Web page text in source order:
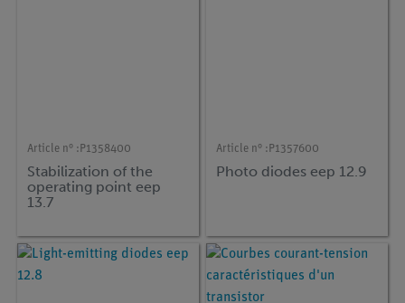
Article n° : P1358400
Stabilization of the
operating point eep
13.7
Article n° : P1357600
Photo diodes eep 12.9